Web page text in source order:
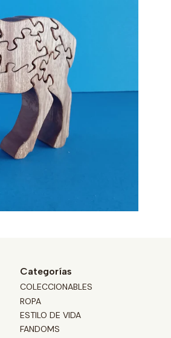
Categorías
COLECCIONABLES
ROPA
ESTILO DE VIDA
FANDOMS